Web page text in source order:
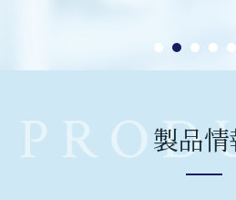
製品情